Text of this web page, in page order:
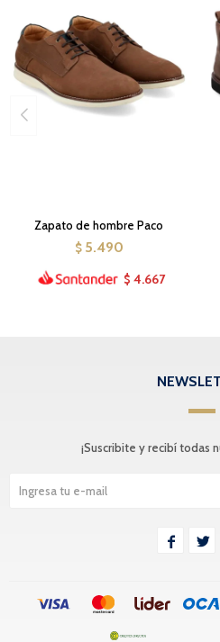
Zapato de hombre Paco
$ 5.490
$ 4.667
¡Suscribite y recibí todas
 